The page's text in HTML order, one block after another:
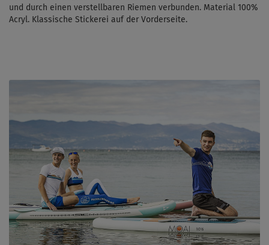
und durch einen verstellbaren Riemen verbunden. Material 100%
Acryl. Klassische Stickerei auf der Vorderseite.